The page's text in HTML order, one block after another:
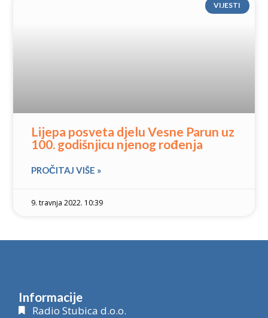
VIJESTI
Lijepa posveta djelu Vesne Parun uz
100. godišnjicu njenog rođenja
PROČITAJ VIŠE »
9. travnja 2022. 10:39
Informacije
Radio Stubica d.o.o.